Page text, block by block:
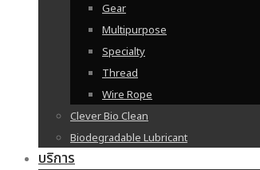
Gear
Multipurpose
Specialty
Thread
Wire Rope
Clever Bio Clean
Biodegradable Lubricant
บริการ